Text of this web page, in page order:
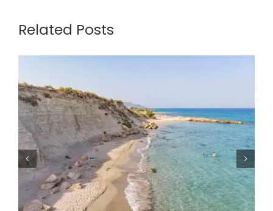
Related Posts